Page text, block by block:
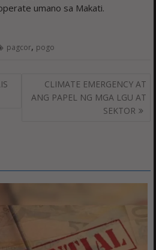
umano sa Makati.
pagcor, pogo
CLIMATE EMERGENCY AT
ANG PAPEL NG MGA LGU AT
SEKTOR